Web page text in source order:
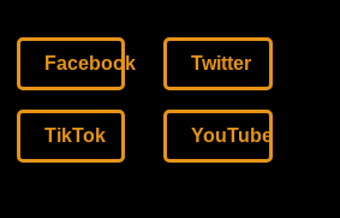
Facebook Twitter
TikTok YouTube